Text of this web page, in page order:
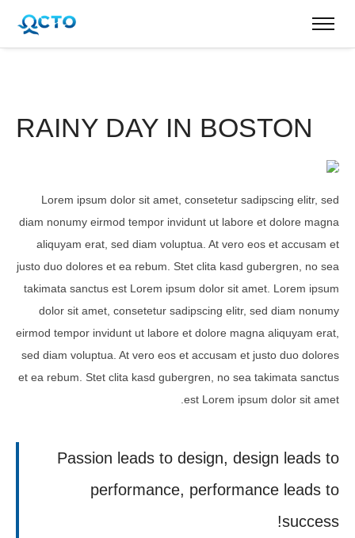
RAINY DAY IN BOSTON
Lorem ipsum dolor sit amet, consetetur sadipscing elitr, sed
diam nonumy eirmod tempor invidunt ut labore et dolore magna
aliquyam erat, sed diam voluptua. At vero eos et accusam et
justo duo dolores et ea rebum. Stet clita kasd gubergren, no sea
takimata sanctus est Lorem ipsum dolor sit amet. Lorem ipsum
dolor sit amet, consetetur sadipscing elitr, sed diam nonumy
eirmod tempor invidunt ut labore et dolore magna aliquyam erat,
sed diam voluptua. At vero eos et accusam et justo duo dolores
et ea rebum. Stet clita kasd gubergren, no sea takimata sanctus
est Lorem ipsum dolor sit amet.
Passion leads to design, design leads to
performance, performance leads to
success!